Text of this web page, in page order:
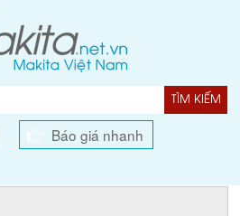
TÌM KIẾM
Báo giá nhanh